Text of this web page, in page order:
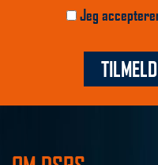
Jeg